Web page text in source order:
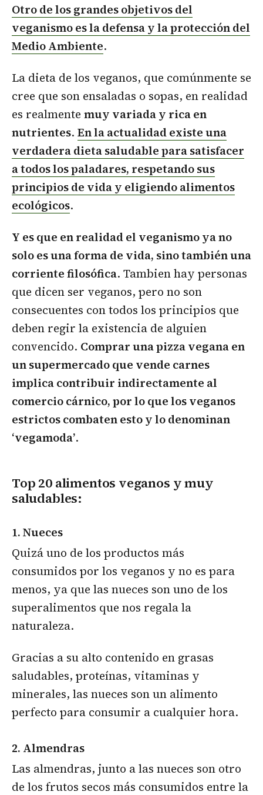
Otro de los grandes objetivos del
veganismo es la defensa y la protección del
Medio Ambiente.
La dieta de los veganos, que comúnmente se
cree que son ensaladas o sopas, en realidad
es realmente muy variada y rica en
nutrientes. En la actualidad existe una
verdadera dieta saludable para satisfacer
a todos los paladares, respetando sus
principios de vida y eligiendo alimentos
ecológicos.
Y es que en realidad el veganismo ya no
solo es una forma de vida, sino también una
corriente filosófica. Tambien hay personas
que dicen ser veganos, pero no son
consecuentes con todos los principios que
deben regir la existencia de alguien
convencido. Comprar una pizza vegana en
un supermercado que vende carnes
implica contribuir indirectamente al
comercio cárnico, por lo que los veganos
estrictos combaten esto y lo denominan
‘vegamoda’.
Top 20 alimentos veganos y muy
saludables:
1. Nueces
Quizá uno de los productos más
consumidos por los veganos y no es para
menos, ya que las nueces son uno de los
superalimentos que nos regala la
naturaleza.
Gracias a su alto contenido en grasas
saludables, proteínas, vitaminas y
minerales, las nueces son un alimento
perfecto para consumir a cualquier hora.
2. Almendras
Las almendras, junto a las nueces son otro
de los frutos secos más consumidos entre la